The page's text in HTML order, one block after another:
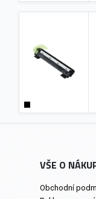
VŠE O
Obchodní